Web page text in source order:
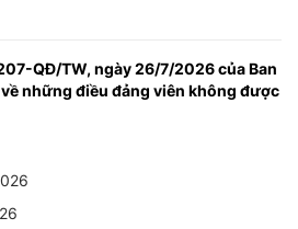
QĐ/TW, ngày 26/7/2026 của Ban
những điều đảng viên không được